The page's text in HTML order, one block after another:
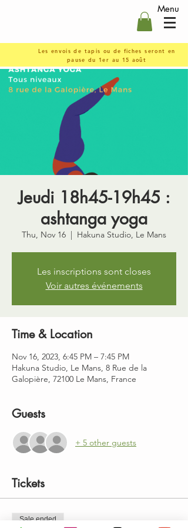
Menu
Les envois de tapis ou de fiches seront en
pause du 1er au 15 août
Jeudi 18h45-19h45 :
ashtanga yoga
Thu, Nov 16
  |
Hakuna Studio, Le Mans
Les inscriptions sont closes
Voir autres événements
Time & Location
Nov 16, 2023, 6:45 PM – 7:45 PM
Hakuna Studio, Le Mans, 8 Rue de la
Galopière, 72100 Le Mans, France
Guests
+ 5 other guests
Tickets
Sale ended